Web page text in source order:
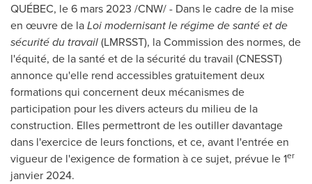
QUÉBEC, le 6 mars 2023 /CNW/ - Dans le cadre de la mise
en œuvre de laLoi modernisant le régime de santé et de
sécurité du travail(LMRSST), la Commission des normes, de
l'équité, de la santé et de la sécurité du travail (CNESST)
annonce qu'elle rend accessibles gratuitement deux
formations qui concernent deux mécanismes de
participation pour les divers acteurs du milieu de la
construction. Elles permettront de les outiller davantage
dans l'exercice de leurs fonctions, et ce, avant l'entrée en
vigueur de l'exigence de formation à ce sujet, prévue le 1er
janvier 2024.